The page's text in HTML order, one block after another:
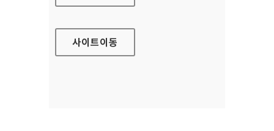
사이트이동